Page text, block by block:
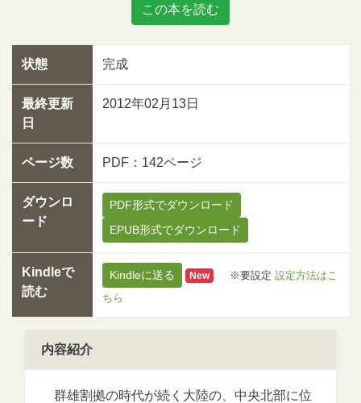
この本を読む
状態 完成
最終更新
日
2012年02月13日
ページ数 PDF：142ページ
ダウンロ
ード
PDF形式でダウンロード
EPUB形式でダウンロード
Kindleで
読む
Kindleに送る New ※要設定 設定方法はこ
ちら
内容紹介
群雄割拠の時代が続く大陸の、中央北部に位